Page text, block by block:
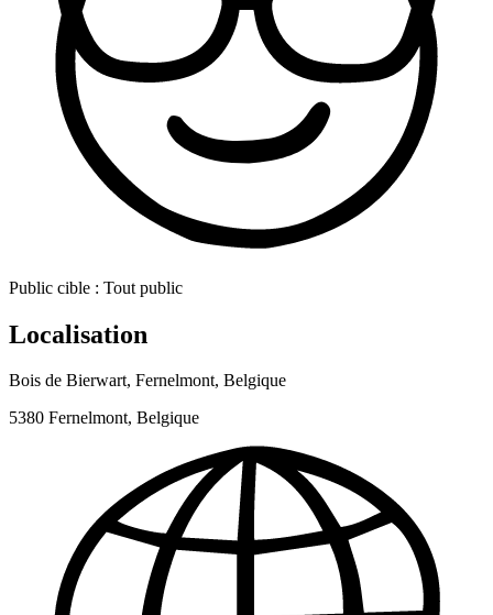
Public cible : Tout public
Localisation
Bois de Bierwart, Fernelmont, Belgique
5380 Fernelmont, Belgique